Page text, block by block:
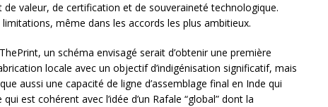
valeur, de certification et de souveraineté technologique.
même dans les accords les plus ambitieux.
un schéma envisagé serait d’obtenir une première
locale avec un objectif d’indigénisation significatif, mais
aussi une capacité de ligne d’assemblage final en Inde qui
est cohérent avec l’idée d’un Rafale “global” dont la